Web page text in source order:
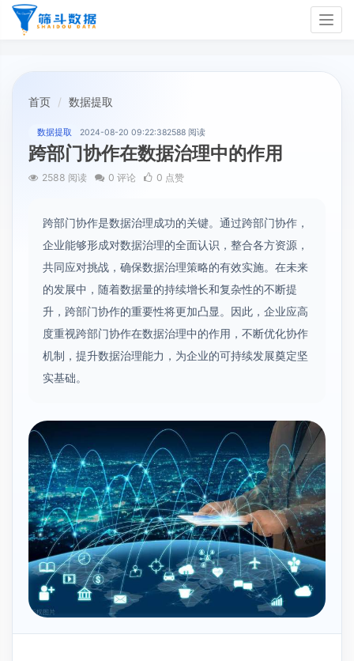
首页 数据提取
数据提取 2024-08-20 09:22:382588 阅读
跨部门协作在数据治理中的作用
2588 阅读 0 评论 0 点赞
跨部门协作是数据治理成功的关键。通过跨部门协作，
企业能够形成对数据治理的全面认识，整合各方资源，
共同应对挑战，确保数据治理策略的有效实施。在未来
的发展中，随着数据量的持续增长和复杂性的不断提
升，跨部门协作的重要性将更加凸显。因此，企业应高
度重视跨部门协作在数据治理中的作用，不断优化协作
机制，提升数据治理能力，为企业的可持续发展奠定坚
实基础。